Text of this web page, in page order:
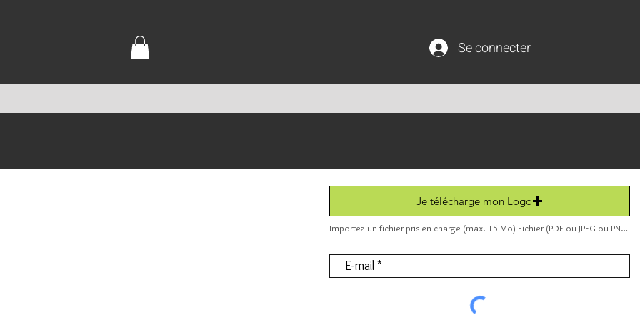
Se connecter
Je télécharge mon Logo
Importez un fichier pris en charge (max. 15 Mo) Fichier (PDF ou JPEG ou PNG).